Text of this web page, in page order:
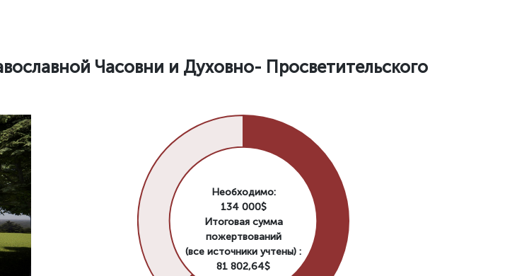
Часовни и Духовно- Просветительского
Необходимо:
134 000$
Итоговая сумма
пожертвований
(все источники учтены) :
81 802,64$